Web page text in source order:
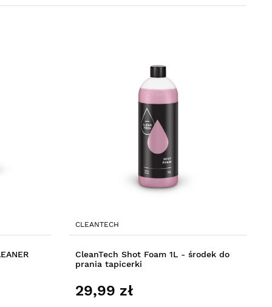
CLEANTECH
CleanTech Shot Foam 1L - środek do
prania tapicerki
29,99 zł